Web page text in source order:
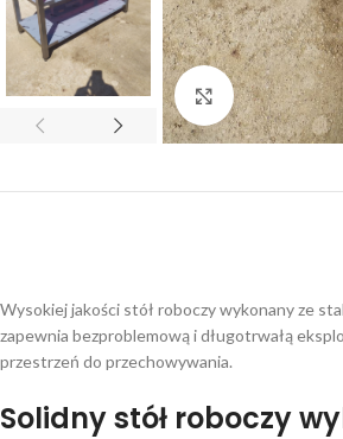
Kliknij, aby
Wysokiej jakości stół roboczy wykonany ze
zapewnia bezproblemową i długotrwałą
przestrzeń do przechowywania.
Solidny stół roboczy